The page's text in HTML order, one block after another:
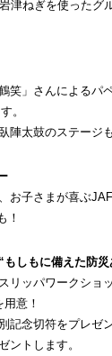
津ねぎを使ったグ
笑」さんによるパ
。
陣太鼓のステージ
お子さまが喜ぶ
！
しもに備えた防災
リッパワークショ
意！
記念切符をプレゼ
ントします。